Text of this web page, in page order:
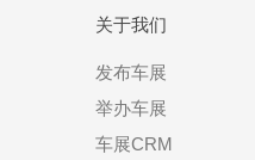
关于我们
发布车展
举办车展
车展CRM